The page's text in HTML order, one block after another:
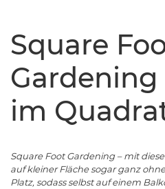
Square
Gardening
im
Square Foot Gardening – mit
auf kleiner Fläche sogar ganz
Platz, sodass selbst auf einem